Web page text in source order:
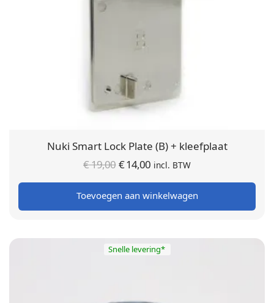
Nuki Smart Lock Plate (B) + kleefplaat
€19,00Oorspronkelijke
prijs was:
€ 19,00.
€14,00 Huidige
prijs is:
€ 14,00.
incl. BTW
Toevoegen aan winkelwagen
Snelle levering*